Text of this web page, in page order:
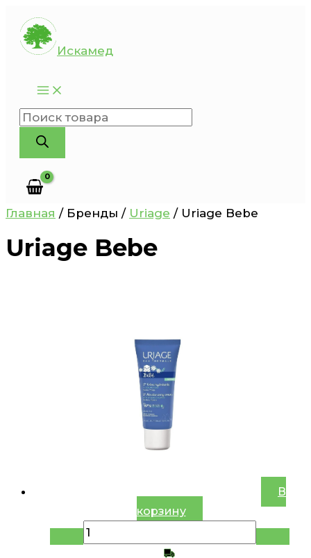
Перейти
содержимому
Искамед
Поиск
товаров
Главная / Бренды / Uriage / Uriage Bebe
Uriage Bebe
В
корзину